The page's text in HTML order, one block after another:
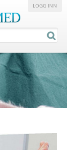
LOGG INN